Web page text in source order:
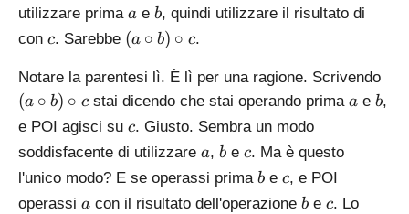
utilizzare prima a
a e b
b, quindi utilizzare il risultato di
con c
c. Sarebbe (
\
c
r
c
b
)
(a ∘ b) ∘ c.
Notare la parentesi lì. È lì per una ragione. Scrivendo
a
(a ∘ b) ∘ cstai dicendo che stai operando prima a
ae b
b,
e POI agisci su c
c. Giusto. Sembra un modo
soddisfacente di utilizzare a
a, b
b e c
c. Ma è questo
l'unico modo? E se operassi prima b
b e c
c, e POI
operassi a
a con il risultato dell'operazione b
b e c
c. Lo